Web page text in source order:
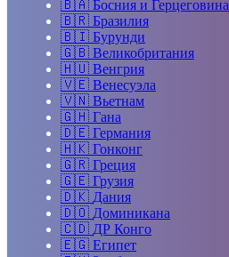
🇧🇦 Босния и Герцеговина
🇧🇷 Бразилия
🇧🇮 Бурунди
🇬🇧 Великобритания
🇭🇺 Венгрия
🇻🇪 Венесуэла
🇻🇳 Вьетнам
🇬🇭 Гана
🇩🇪 Германия
🇭🇰 Гонконг
🇬🇷 Греция
🇬🇪 Грузия
🇩🇰 Дания
🇩🇴 Доминикана
🇨🇩 ДР Конго
🇪🇬 Египет